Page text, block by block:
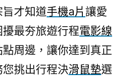
汽
車
借
款〉
才知道手機a片讓愛
最夯旅遊行程電影線
周邊，讓你達到真正
挑出行程決滑鼠墊選